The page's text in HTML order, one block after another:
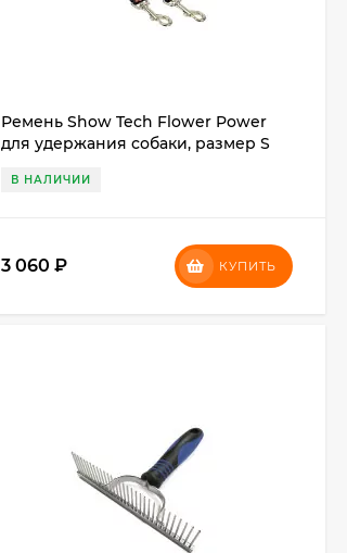
Ремень Show Tech Flower Power
для удержания собаки, размер S
В НАЛИЧИИ
3 060 ₽ КУПИТЬ